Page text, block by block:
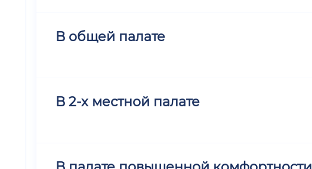
В общей палате
В 2-х местной палате